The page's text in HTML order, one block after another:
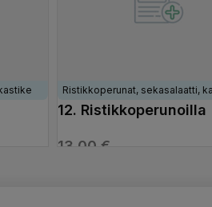
Ristikkoperunat, sekasalaatti,
12. Ristikkoperunoilla
13,00 €